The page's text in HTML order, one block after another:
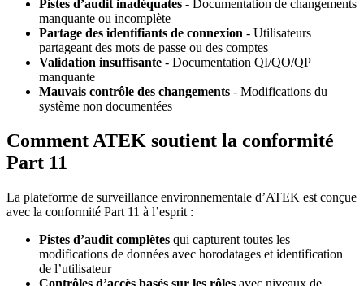
Pistes d’audit inadéquates - Documentation de changements
manquante ou incomplète
Partage des identifiants de connexion - Utilisateurs
partageant des mots de passe ou des comptes
Validation insuffisante - Documentation QI/QO/QP
manquante
Mauvais contrôle des changements - Modifications du
système non documentées
Comment ATEK soutient la conformité
Part 11
La plateforme de surveillance environnementale d’ATEK est conçue
avec la conformité Part 11 à l’esprit :
Pistes d’audit complètes qui capturent toutes les
modifications de données avec horodatages et identification
de l’utilisateur